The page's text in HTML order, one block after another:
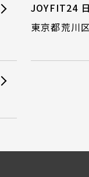
JOYFIT24
東京都荒川